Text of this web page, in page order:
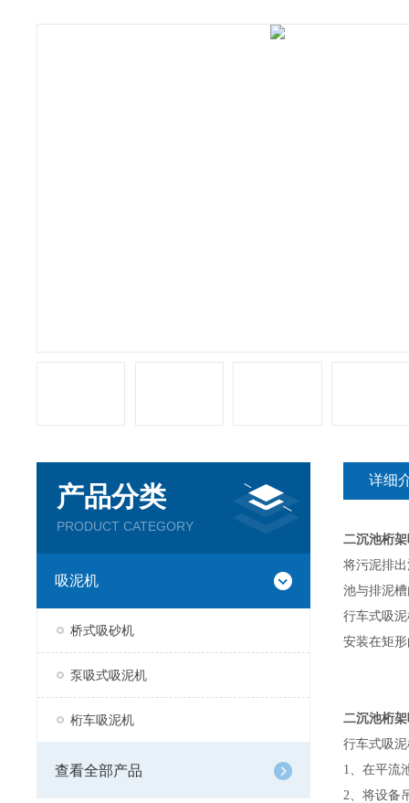
产品分类
PRODUCT CATEGORY
吸泥机
桥式吸砂机
泵吸式吸泥机
桁车吸泥机
查看全部产品
详细
二沉池桁
将污泥排
池与排泥
行车式吸
安装在矩
二沉池桁
行车式吸
1、在平流
2、将设备